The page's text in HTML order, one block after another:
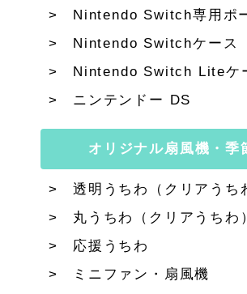
Nintendo Switch専用ポ
Nintendo Switchケース
Nintendo Switch Liteケ
ニンテンドー DS
オリジナル扇風機・季
透明うちわ（クリアうち
丸うちわ（クリアうちわ
応援うちわ
ミニファン・扇風機